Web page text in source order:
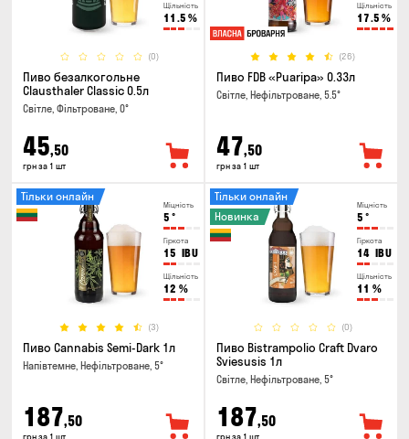
Щільність
11.5 %
(0)
Пиво безалкогольне
Clausthaler Classic 0.5л
Світле, Фільтроване, 0°
45,50
грн за 1 шт
Щільність
17.5 %
(26)
Пиво FDB «Puaripa» 0.33л
Світле, Нефільтроване, 5.5°
47,50
грн за 1 шт
Міцність
5 °
Гіркота
15 IBU
Щільність
12 %
(3)
Тільки онлайн
Пиво Cannabis Semi-Dark 1л
Напівтемне, Нефільтроване, 5°
187,50
грн за 1 шт
Міцність
5 °
Гіркота
14 IBU
Щільність
11 %
(0)
Тільки онлайн
Новинка
Пиво Bistrampolio Craft Dvaro
Sviesusis 1л
Світле, Нефільтроване, 5°
187,50
грн за 1 шт